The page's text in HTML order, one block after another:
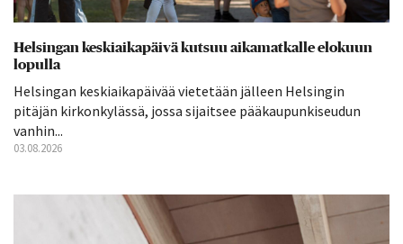
Helsingan keskiaikapäivä kutsuu aikamatkalle elokuun
lopulla
Helsingan keskiaikapäivää vietetään jälleen Helsingin
pitäjän kirkonkylässä, jossa sijaitsee pääkaupunkiseudun
vanhin...
03.08.2026